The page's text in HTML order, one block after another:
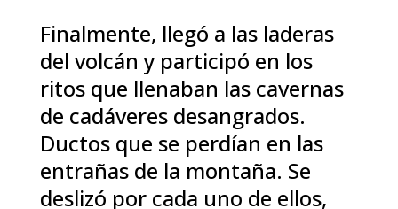
Finalmente, llegó a las laderas
del volcán y participó en los
ritos que llenaban las cavernas
de cadáveres desangrados.
Ductos que se perdían en las
entrañas de la montaña. Se
deslizó por cada uno de ellos,